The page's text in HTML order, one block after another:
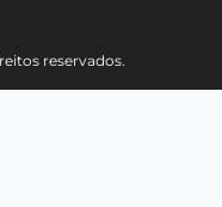
reservados.